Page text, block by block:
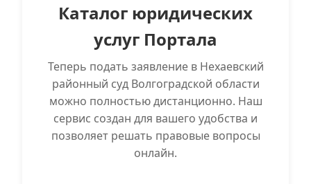
Каталог юридических
услуг Портала
Теперь подать заявление в Нехаевский
районный суд Волгоградской области
можно полностью дистанционно. Наш
сервис создан для вашего удобства и
позволяет решать правовые вопросы
онлайн.